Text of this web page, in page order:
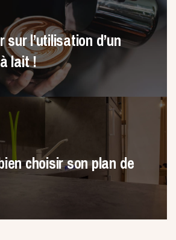
sur l’utilisation d’un
lait !
choisir son plan de